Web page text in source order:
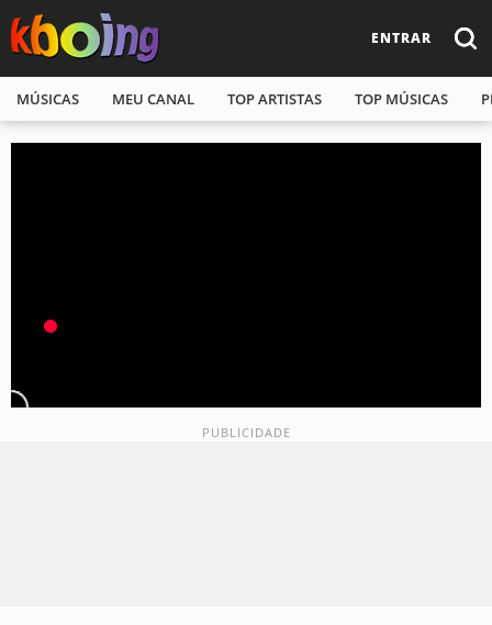
ENTRAR
MÚSICAS MEU CANAL TOP ARTISTAS TOP MÚSICAS